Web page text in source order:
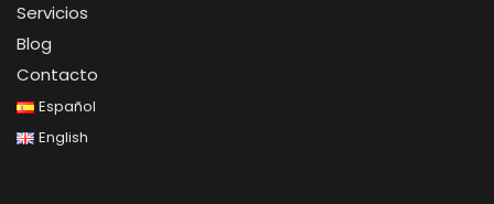
Servicios
Blog
Contacto
Español
English